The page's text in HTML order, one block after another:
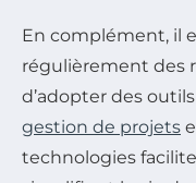
En complément, il
régulièrement des
d’adopter des
gestion de projets
technologies